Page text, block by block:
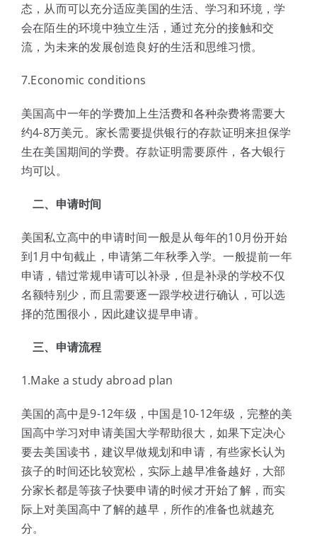
态，从而可以充分适应美国的生活、学习和环境，学
会在陌生的环境中独立生活，通过充分的接触和交
流，为未来的发展创造良好的生活和思维习惯。
7.Economic conditions
美国高中一年的学费加上生活费和各种杂费将需要大
约4-8万美元。家长需要提供银行的存款证明来担保学
生在美国期间的学费。存款证明需要原件，各大银行
均可以。
二、申请时间
美国私立高中的申请时间一般是从每年的10月份开始
到1月中旬截止，申请第二年秋季入学。一般提前一年
申请，错过常规申请可以补录，但是补录的学校不仅
名额特别少，而且需要逐一跟学校进行确认，可以选
择的范围很小，因此建议提早申请。
三、申请流程
1.Make a study abroad plan
美国的高中是9-12年级，中国是10-12年级，完整的美
国高中学习对申请美国大学帮助很大，如果下定决心
要去美国读书，建议早做规划和申请，有些家长认为
孩子的时间还比较宽松，实际上越早准备越好，大部
分家长都是等孩子快要申请的时候才开始了解，而实
际上对美国高中了解的越早，所作的准备也就越充
分。